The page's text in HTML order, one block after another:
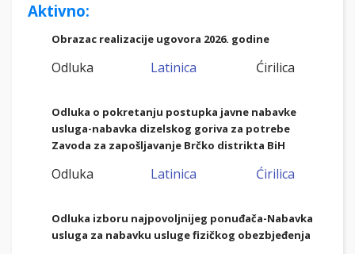
Aktivno:
Obrazac realizacije ugovora 2026. godine
Odluka Latinica Ćirilica
Odluka o pokretanju postupka javne nabavke
usluga-nabavka dizelskog goriva za potrebe
Zavoda za zapošljavanje Brčko distrikta BiH
Odluka Latinica Ćirilica
Odluka izboru najpovoljnijeg ponuđača-Nabavka
usluga za nabavku usluge fizičkog obezbjeđenja